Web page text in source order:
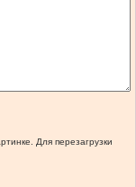
Для перезагрузки